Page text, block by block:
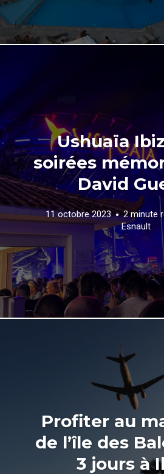
Ushuaïa
soirées
David
11 octobre 2023 2 minute
Esnault
Profiter au
de l’île des
3 jours à